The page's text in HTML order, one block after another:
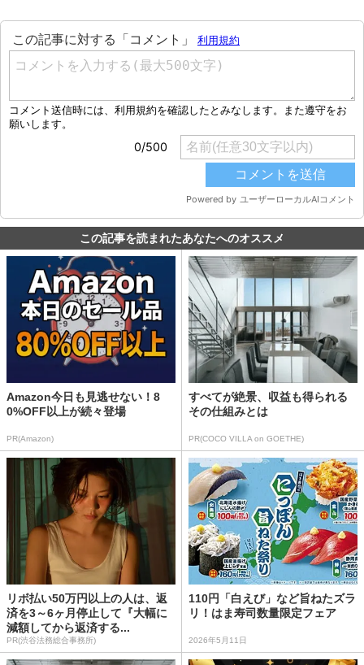
この記事を読まれたあなたへのオススメ
Amazon今日も見逃せない！8
0%OFF以上が続々登場
PR(Amazon)
すべてが絶景、収益も得られる
その仕組みとは
PR(COCO VILLA on GOETHE)
リボ払い50万円以上の人は、返
済を3～6ヶ月停止して『大幅に
減額してから返済する...
PR(渋谷法務総合事務所)
110円「白えび」など旨ねたズラ
リ！はま寿司数量限定フェア
2026年5月11日